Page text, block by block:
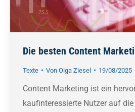
Die besten Content
Texte Von Olga Ziesel 19/08/2025
Content Marketing ist ein
kaufinteressierte Nutzer auf